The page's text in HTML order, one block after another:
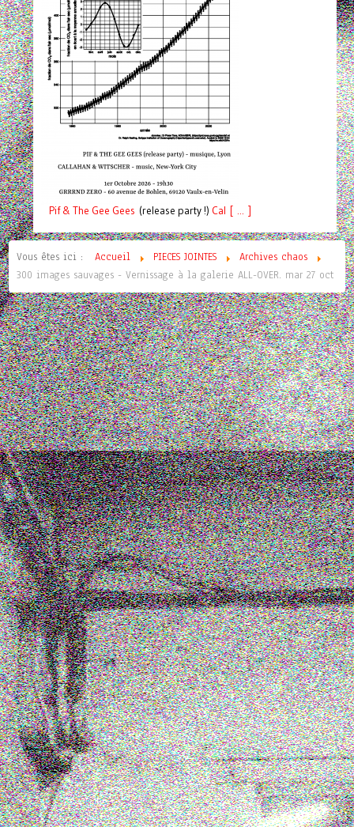
Pif& The Gee Gees (release party !) Cal [ ... ]
Vous êtes ici : Accueil PIECES JOINTES
Archives chaos
300 images sauvages - Vernissage à la galerie ALL-OVER. mar 27 oct